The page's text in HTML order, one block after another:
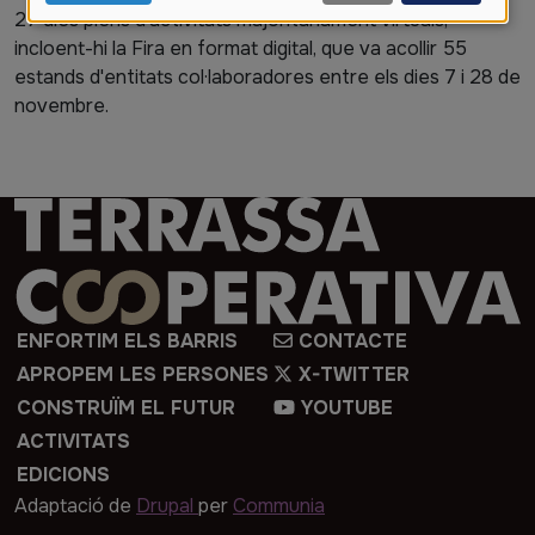
27 dies plens d'activitats majoritàriament virtuals,
incloent-hi la Fira en format digital, que va acollir 55
estands d'entitats col·laboradores entre els dies 7 i 28 de
novembre.
Imatge
ENFORTIM ELS BARRIS
APROPEM LES PERSONES
CONSTRUÏM EL FUTUR
ACTIVITATS
EDICIONS
CONTACTE
X-TWITTER
YOUTUBE
Adaptació de Drupal per Communia
personals
i
cookies